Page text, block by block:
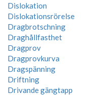
Dislokation
Dislokationsrörelse
Dragbrotschning
Draghållfasthet
Dragprov
Dragprovkurva
Dragspänning
Driftning
Drivande gängtapp